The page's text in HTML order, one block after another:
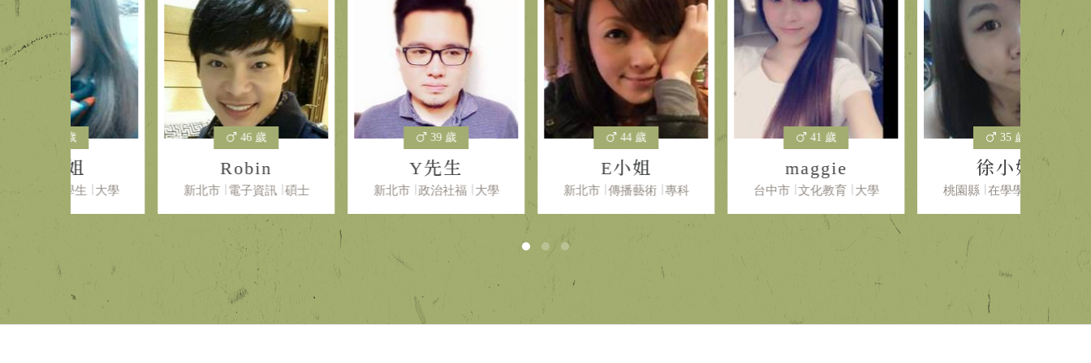
大學
46 歲
新北市 電子資訊 碩士
39 歲
新北市 政治社福 大學
44 歲
新北市 傳播藝術 專科
41 歲
台中市 文化教育 大學
35 歲
桃園縣 在學學生 大學